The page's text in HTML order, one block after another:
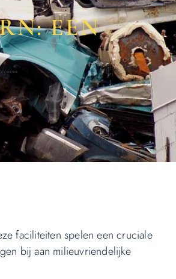
EEN
faciliteiten spelen een cruciale
bij aan milieuvriendelijke